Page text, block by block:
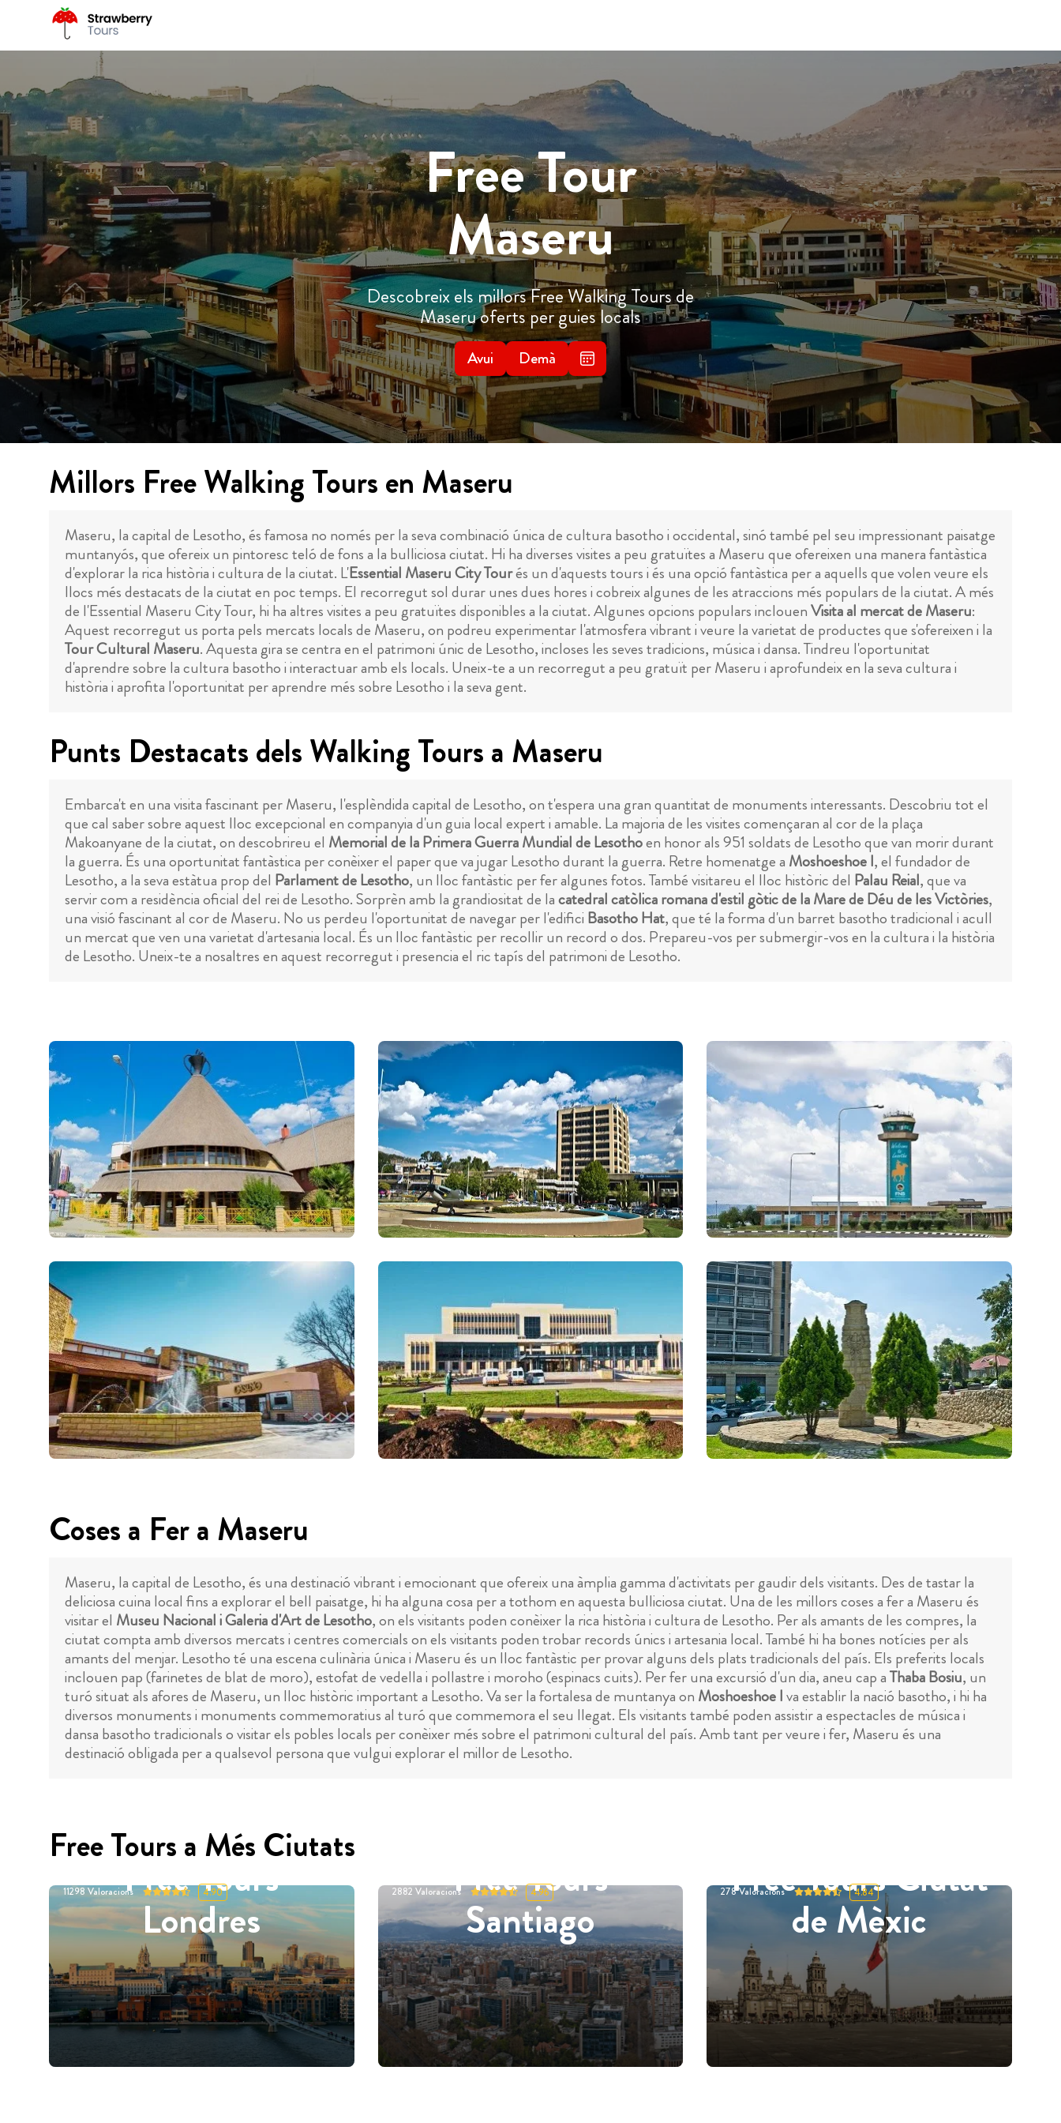
Free Tour
Maseru
Descobreix els millors Free Walking Tours de
Maseru oferts per guies locals
Avui Demà
Millors Free Walking Tours en Maseru
Maseru, la capital de Lesotho, és famosa no només per la seva combinació única de cultura basotho i occidental, sinó també pel seu impressionant paisatge
muntanyós, que ofereix un pintoresc teló de fons a la bulliciosa ciutat. Hi ha diverses visites a peu gratuïtes a Maseru que ofereixen una manera fantàstica
d'explorar la rica història i cultura de la ciutat. L'Essential Maseru City Tourés un d'aquests tours i és una opció fantàstica per a aquells que volen veure els
llocs més destacats de la ciutat en poc temps. El recorregut sol durar unes dues hores i cobreix algunes de les atraccions més populars de la ciutat. A més
de l'Essential Maseru City Tour, hi ha altres visites a peu gratuïtes disponibles a la ciutat. Algunes opcions populars inclouenVisita al mercat de Maseru:
Aquest recorregut us porta pels mercats locals de Maseru, on podreu experimentar l'atmosfera vibrant i veure la varietat de productes que s'ofereixen i la
Tour Cultural Maseru. Aquesta gira se centra en el patrimoni únic de Lesotho, incloses les seves tradicions, música i dansa. Tindreu l'oportunitat
d'aprendre sobre la cultura basotho i interactuar amb els locals. Uneix-te a un recorregut a peu gratuït per Maseru i aprofundeix en la seva cultura i
història i aprofita l'oportunitat per aprendre més sobre Lesotho i la seva gent.
Punts Destacats dels Walking Tours a Maseru
Embarca't en una visita fascinant per Maseru, l'esplèndida capital de Lesotho, on t'espera una gran quantitat de monuments interessants. Descobriu tot el
que cal saber sobre aquest lloc excepcional en companyia d'un guia local expert i amable. La majoria de les visites començaran al cor de la plaça
Makoanyane de la ciutat, on descobrireu el Memorial de la Primera Guerra Mundial de Lesothoen honor als 951 soldats de Lesotho que van morir durant
la guerra. És una oportunitat fantàstica per conèixer el paper que va jugar Lesotho durant la guerra. Retre homenatge a Moshoeshoe I, el fundador de
Lesotho, a la seva estàtua prop del Parlament de Lesotho, un lloc fantàstic per fer algunes fotos. També visitareu el lloc històric del Palau Reial, que va
servir com a residència oficial del rei de Lesotho. Sorprèn amb la grandiositat de lacatedral catòlica romana d'estil gòtic de la Mare de Déu de les Victòries,
una visió fascinant al cor de Maseru. No us perdeu l'oportunitat de navegar per l'edifici Basotho Hat, que té la forma d'un barret basotho tradicional i acull
un mercat que ven una varietat d'artesania local. És un lloc fantàstic per recollir un record o dos. Prepareu-vos per submergir-vos en la cultura i la història
de Lesotho. Uneix-te a nosaltres en aquest recorregut i presencia el ric tapís del patrimoni de Lesotho.
Coses a Fer a Maseru
Maseru, la capital de Lesotho, és una destinació vibrant i emocionant que ofereix una àmplia gamma d'activitats per gaudir dels visitants. Des de tastar la
deliciosa cuina local fins a explorar el bell paisatge, hi ha alguna cosa per a tothom en aquesta bulliciosa ciutat. Una de les millors coses a fer a Maseru és
visitar el Museu Nacional i Galeria d'Art de Lesotho, on els visitants poden conèixer la rica història i cultura de Lesotho. Per als amants de les compres, la
ciutat compta amb diversos mercats i centres comercials on els visitants poden trobar records únics i artesania local. També hi ha bones notícies per als
amants del menjar. Lesotho té una escena culinària única i Maseru és un lloc fantàstic per provar alguns dels plats tradicionals del país. Els preferits locals
inclouen pap (farinetes de blat de moro), estofat de vedella i pollastre i moroho (espinacs cuits). Per fer una excursió d'un dia, aneu cap aThaba Bosiu, un
turó situat als afores de Maseru, un lloc històric important a Lesotho. Va ser la fortalesa de muntanya on Moshoeshoe Iva establir la nació basotho, i hi ha
diversos monuments i monuments commemoratius al turó que commemora el seu llegat. Els visitants també poden assistir a espectacles de música i
dansa basotho tradicionals o visitar els pobles locals per conèixer més sobre el patrimoni cultural del país. Amb tant per veure i fer, Maseru és una
destinació obligada per a qualsevol persona que vulgui explorar el millor de Lesotho.
Free Tours a Més Ciutats
Free Tours
Londres
11298 Valoracions 4.90 Free Tours
Santiago
2882 Valoracions 4.96 Free Tours Ciutat
de Mèxic
278Valoracions 4.84